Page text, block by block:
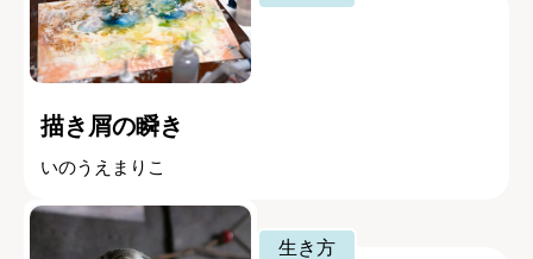
描き屑の瞬き
いのうえまりこ
生き方